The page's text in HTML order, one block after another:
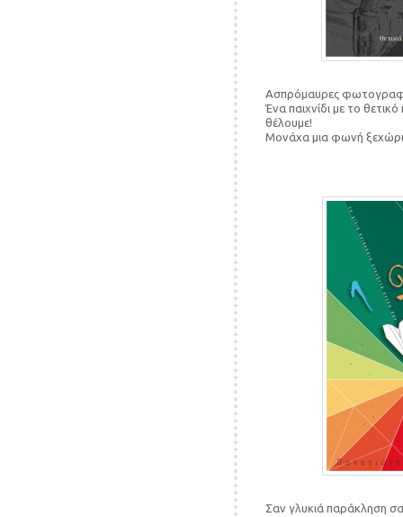
Ασπρόμαυρες
Ένα παιχνίδι με το
θέλουμε!
Μονάχα μια φωνή
Σαν γλυκιά παράκληση